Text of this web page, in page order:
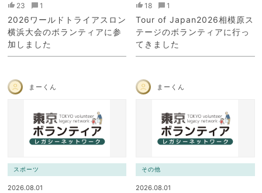
23 1
2026ワールドトライアスロン
横浜大会のボランティアに参
加しました
18 1
Tour of Japan2026相模原ス
テージのボランティアに行っ
てきました
まーくん
スポーツ
2026.08.01
まーくん
その他
2026.08.01